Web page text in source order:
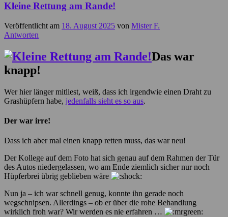
Kleine Rettung am Rande!
Veröffentlicht am 18. August 2025 von Mister F.
Antworten
Das war
knapp!
Wer hier länger mitliest, weiß, dass ich irgendwie einen Draht zu
Grashüpfern habe, jedenfalls sieht es so aus.
Der war irre!
Dass ich aber mal einen knapp retten muss, das war neu!
Der Kollege auf dem Foto hat sich genau auf dem Rahmen der Tür
des Autos niedergelassen, wo am Ende ziemlich sicher nur noch
Hüpferbrei übrig geblieben wäre
Nun ja – ich war schnell genug, konnte ihn gerade noch
wegschnipsen. Allerdings – ob er über die rohe Behandlung
wirklich froh war? Wir werden es nie erfahren …